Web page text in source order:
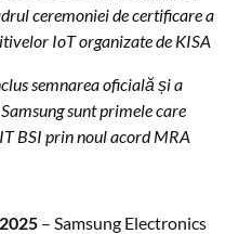
ceremoniei de certificare a
IoT organizate de KISA
semnarea oficială și a
sunt primele care
BSI prin noul acord MRA
– Samsung Electronics